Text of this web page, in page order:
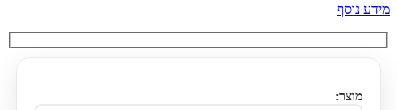
מידע נוסף
מוצר: